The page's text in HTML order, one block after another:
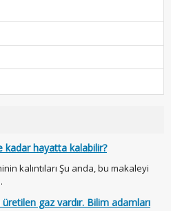
kadar hayatta kalabilir?
kalıntıları Şu anda, bu makaleyi
gaz vardır. Bilim adamları